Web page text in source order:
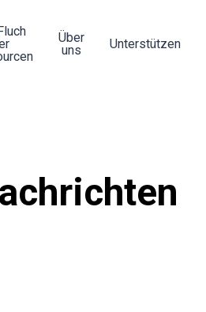
Über
uns
Unterstützen